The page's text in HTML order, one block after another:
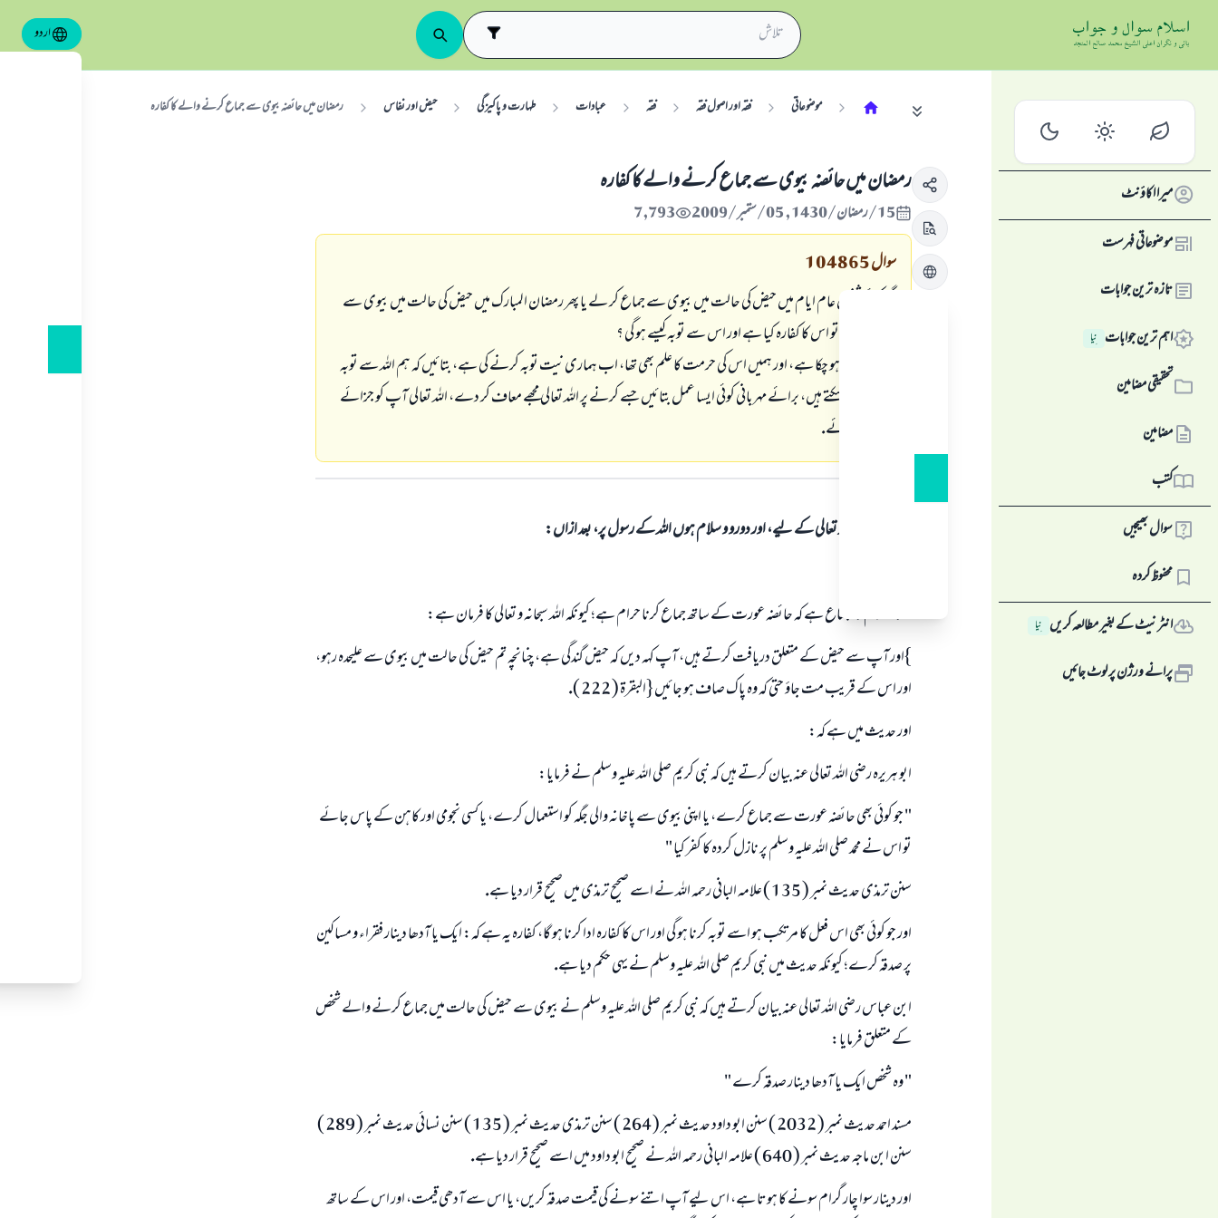
اردو
میرا اکاؤنٹ
موضوعاتی فہرست
تازہ ترین جوابات
اہم ترین جوابات نِیا
تحقیقی مضامین
مضامین
کتب
سوال بھیجیں
محفوظ کردہ
انٹرنیٹ کے بغیر مطالعہ کریں نِیا
پرانے ورژن پر لوٹ جائیں
موضوعاتی فقہ اور اصول فقہ فقہ عبادات طہارت و پاکيزگی حیض اور نفاس رمضان ميں حائضہ بيوى سے جماع كرنے والے كا كفارہ
رمضان ميں حائضہ بيوى سے جماع كرنے والے كا كفارہ
15/رمضان/1430 , 05/ستمبر/2009 7,793
سوال104865
اگر كوئى شخص عام ايام ميں حيض كى حالت ميں بيوى سے جماع كر لے يا پھر رمضان المبارك ميں حيض كى حالت ميں بيوى سے
جماع كرے تو اس كا كفارہ كيا ہے اور اس سے توبہ كيسے ہو گى ؟
ہم سے ايسا ہو چكا ہے، اور ہميں اس كى حرمت كا علم بھى تھا، اب ہمارى نيت توبہ كرنے كى ہے، بتائيں كہ ہم اللہ سے توبہ
كس طرح كر سكتے ہيں، برائے مہربانى كوئى ايسا عمل بتائيں جسے كرنے پر اللہ تعالى مجھے معاف كر دے، اللہ تعالى آپ كو جزائے
خير عطا فرمائے.
ہمہ قسم کی حمد اللہ تعالی کے لیے، اور دورو و سلام ہوں اللہ کے رسول پر، بعد ازاں:
علماء كرام كا اجماع ہے كہ حائضہ عورت كے ساتھ جماع كرنا حرام ہے؛ كيونكہ اللہ سبحانہ و تعالى كا فرمان ہے:
}اور آپ سے حيض كے متعلق دريافت كرتے ہيں، آپ كہہ ديں كہ حيض گندگى ہے، چنانچہ تم حيض كى حالت ميں بيوى سے عليحدہ رہو،
اور اس كے قريب مت جاؤ حتى كہ وہ پاك صاف ہو جائيں {البقرۃ ( 222 ).
اور حديث ميں ہے كہ:
ابو ہريرہ رضى اللہ تعالى عنہ بيان كرتے ہيں كہ نبى كريم صلى اللہ عليہ وسلم نے فرمايا:
" جو كوئى بھى حائضہ عورت سے جماع كرے، يا اپنى بيوى سے پاخانہ والى جگہ كو استعمال كرے، يا كسى نجومى اور كاہن كے پاس جائے
تو اس نے محمد صلى اللہ عليہ وسلم پر نازل كردہ كا كفر كيا "
سنن ترمذى حديث نمبر ( 135 ) علامہ البانى رحمہ اللہ نے اسے صحيح ترمذى ميں صحيح قرار ديا ہے.
اور جو كوئى بھى اس فعل كا مرتكب ہو اسے توبہ كرنا ہو گى اور اس كا كفارہ ادا كرنا ہو گا، كفارہ يہ ہے كہ: ايك يا آدھا دينار فقراء و مساكين
پر صدقہ كرے؛ كيونكہ حديث ميں نبى كريم صلى اللہ عليہ وسلم نے يہى حكم ديا ہے.
ابن عباس رضى اللہ تعالى عنہ بيان كرتے ہيں كہ نبى كريم صلى اللہ عليہ وسلم نے بيوى سے حيض كى حالت ميں جماع كرنے والے شخص
كے متعلق فرمايا:
" وہ شخص ايك يا آدھا دينار صدقہ كرے "
مسند احمد حديث نمبر ( 2032 ) سنن ابو داود حديث نمبر ( 264 ) سنن ترمذى حديث نمبر ( 135 ) سنن نسائى حديث نمبر ( 289 )
سنن ابن ماجہ حديث نمبر ( 640 ) علامہ البانى رحمہ اللہ نے صحيح ابو داود ميں اسے صحيح قرار ديا ہے.
اور دينار سوا چار گرام سونے كا ہوتا ہے، اس ليے آپ اتنے سونے كى قيمت صدقہ كريں، يا اس سے آدھى قيمت، اور اس كے ساتھ